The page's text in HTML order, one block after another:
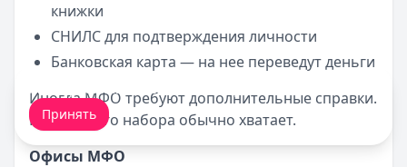
книжки
СНИЛС для подтверждения личности
Банковская карта — на нее переведут деньги
Иногда МФО требуют дополнительные справки.
Но базового набора обычно хватает.
Офисы МФО
Мы обрабатываем ваши
Принять